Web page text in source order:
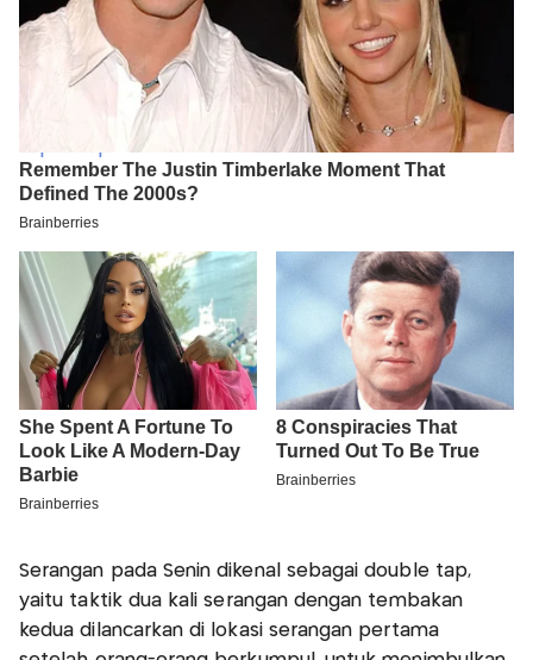
Serangan pada Senin dikenal sebagai double tap,
yaitu taktik dua kali serangan dengan tembakan
kedua dilancarkan di lokasi serangan pertama